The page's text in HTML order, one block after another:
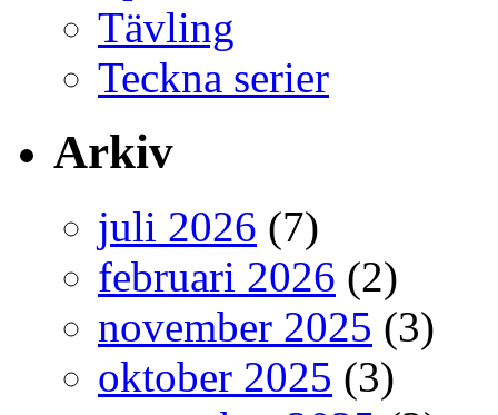
Tävling
Teckna serier
Arkiv
juli 2026 (7)
februari 2026 (2)
november 2025 (3)
oktober 2025 (3)